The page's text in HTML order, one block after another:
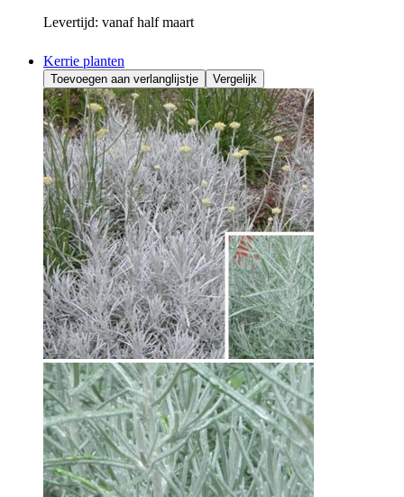
Levertijd: vanaf half maart
Kerrie planten
Toevoegen aan verlanglijstje Vergelijk